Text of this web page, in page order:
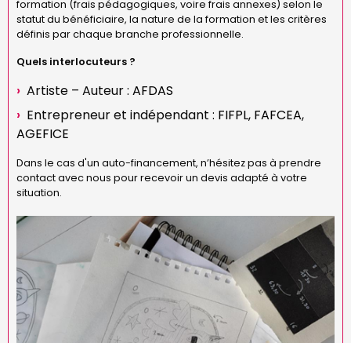
formation (frais pédagogiques, voire frais annexes) selon le
statut du bénéficiaire, la nature de la formation et les critères
définis par chaque branche professionnelle.
Quels interlocuteurs ?
Artiste – Auteur : AFDAS
Entrepreneur et indépendant : FIFPL, FAFCEA,
AGEFICE
Dans le cas d'un auto-financement, n’hésitez pas à prendre
contact avec nous pour recevoir un devis adapté à votre
situation.